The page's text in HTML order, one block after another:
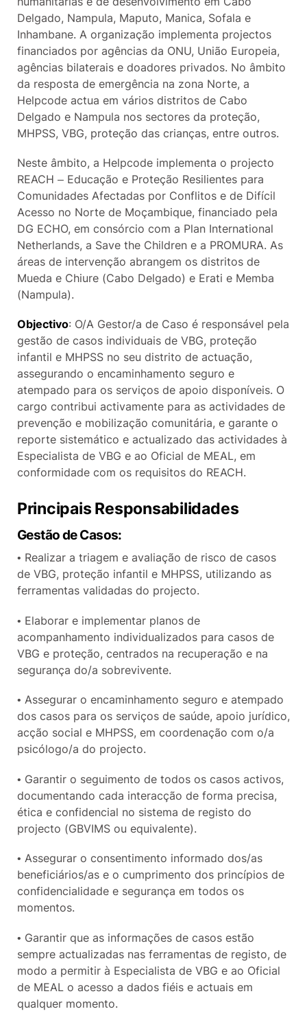
Delgado, Nampula, Maputo, Manica, Sofala e
Inhambane. A organização implementa projectos
financiados por agências da ONU, União Europeia,
agências bilaterais e doadores privados. No âmbito
da resposta de emergência na zona Norte, a
Helpcode actua em vários distritos de Cabo
Delgado e Nampula nos sectores da proteção,
MHPSS, VBG, proteção das crianças, entre outros.
Neste âmbito, a Helpcode implementa o projecto
REACH – Educação e Proteção Resilientes para
Comunidades Afectadas por Conflitos e de Difícil
Acesso no Norte de Moçambique, financiado pela
DG ECHO, em consórcio com a Plan International
Netherlands, a Save the Children e a PROMURA. As
áreas de intervenção abrangem os distritos de
Mueda e Chiure (Cabo Delgado) e Erati e Memba
(Nampula).
Objectivo: O/A Gestor/a de Caso é responsável pela
gestão de casos individuais de VBG, proteção
infantil e MHPSS no seu distrito de actuação,
assegurando o encaminhamento seguro e
atempado para os serviços de apoio disponíveis. O
cargo contribui activamente para as actividades de
prevenção e mobilização comunitária, e garante o
reporte sistemático e actualizado das actividades à
Especialista de VBG e ao Oficial de MEAL, em
conformidade com os requisitos do REACH.
Principais Responsabilidades
Gestão de Casos:
• Realizar a triagem e avaliação de risco de casos
de VBG, proteção infantil e MHPSS, utilizando as
ferramentas validadas do projecto.
• Elaborar e implementar planos de
acompanhamento individualizados para casos de
VBG e proteção, centrados na recuperação e na
segurança do/a sobrevivente.
• Assegurar o encaminhamento seguro e atempado
dos casos para os serviços de saúde, apoio jurídico,
acção social e MHPSS, em coordenação com o/a
psicólogo/a do projecto.
• Garantir o seguimento de todos os casos activos,
documentando cada interacção de forma precisa,
ética e confidencial no sistema de registo do
projecto (GBVIMS ou equivalente).
• Assegurar o consentimento informado dos/as
beneficiários/as e o cumprimento dos princípios de
confidencialidade e segurança em todos os
momentos.
• Garantir que as informações de casos estão
sempre actualizadas nas ferramentas de registo, de
modo a permitir à Especialista de VBG e ao Oficial
de MEAL o acesso a dados fiéis e actuais em
qualquer momento.